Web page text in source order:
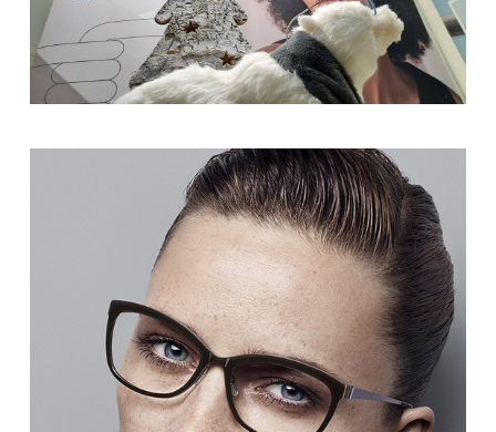
RIZIV -erkend opticien
theo eyewear